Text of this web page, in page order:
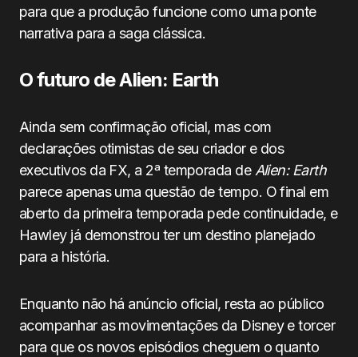
para que a produção funcione como uma ponte
narrativa para a saga clássica.
O futuro de Alien: Earth
Ainda sem confirmação oficial, mas com
declarações otimistas de seu criador e dos
executivos da FX, a 2ª temporada deAlien: Earth
parece apenas uma questão de tempo. O final em
aberto da primeira temporada pede continuidade, e
Hawley já demonstrou ter um destino planejado
para a história.
Enquanto não há anúncio oficial, resta ao público
acompanhar as movimentações da Disney e torcer
para que os novos episódios cheguem o quanto